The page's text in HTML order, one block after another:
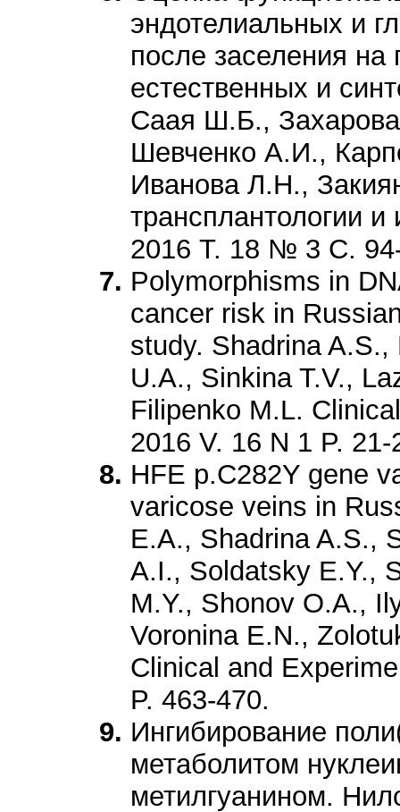
эндотелиальных и
после заселения на
естественных и
Саая Ш.Б.,
Шевченко А.И.,
Иванова Л.Н.,
трансплантологии и
2016 Т. 18 № 3 С.
Polymorphisms in
cancer risk in
study. Shadrina
U.A., Sinkina T.V.,
Filipenko M.L.
2016 V. 16 N 1 P. 21-
HFE p.C282Y gene
varicose veins in
E.A., Shadrina A.S.,
A.I., Soldatsky E.Y.,
M.Y., Shonov O.A.,
Voronina E.N.,
Clinical and
P. 463-470.
Ингибирование
метаболитом
метилгуанином.